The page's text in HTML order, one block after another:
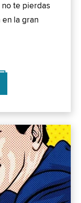
no te pierdas
la gran